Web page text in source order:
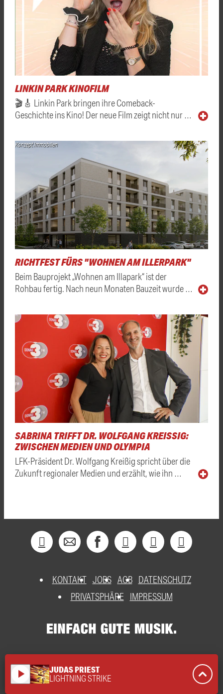
LINKIN PARK KINOFILM
🎬🎸 Linkin Park bringen ihre Comeback-
Geschichte ins Kino! Der neue Film zeigt nicht nur …
Konzept Immobilien
RICHTFEST FÜRS "WOHNEN AM ILLERPARK"
Beim Bauprojekt „Wohnen am Illapark“ ist der
Rohbau fertig. Nach neun Monaten Bauzeit wurde …
SABRINA TRIFFT DR. WOLFGANG KREISSIG: Z
WISCHEN MEDIEN UND OLYMPIA
LFK-Präsident Dr. Wolfgang Kreißig spricht über die
Zukunft regionaler Medien und erzählt, wie ihn …
KONTAKT JOBS AGB DATENSCHUTZ
PRIVATSPHÄRE
IMPRESSUM
play_arrow JUDAS PRIEST
LIGHTNING STRIKE